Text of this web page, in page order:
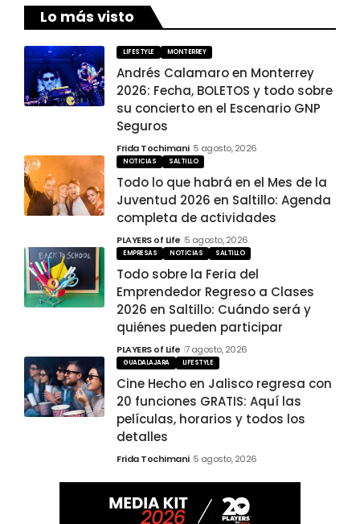
Lo más visto
LIFESTYLE MONTERREY
Andrés Calamaro en Monterrey
2026: Fecha, BOLETOS y todo sobre
su concierto en el Escenario GNP
Seguros
Frida Tochimani 5 agosto, 2026
NOTICIAS SALTILLO
Todo lo que habrá en el Mes de la
Juventud 2026 en Saltillo: Agenda
completa de actividades
PLAYERS of Life 5 agosto, 2026
EMPRESAS NOTICIAS SALTILLO
Todo sobre la Feria del
Emprendedor Regreso a Clases
2026 en Saltillo: Cuándo será y
quiénes pueden participar
PLAYERS of Life 7 agosto, 2026
GUADALAJARA LIFESTYLE
Cine Hecho en Jalisco regresa con
20 funciones GRATIS: Aquí las
películas, horarios y todos los
detalles
Frida Tochimani 5 agosto, 2026